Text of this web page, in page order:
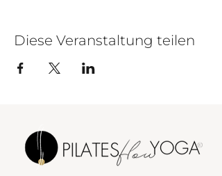
Diese Veranstaltung teilen